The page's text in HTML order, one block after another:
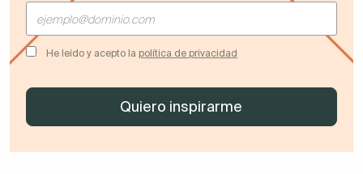
He leído y acepto la política de privacidad